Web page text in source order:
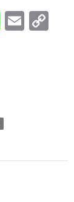
Li
E